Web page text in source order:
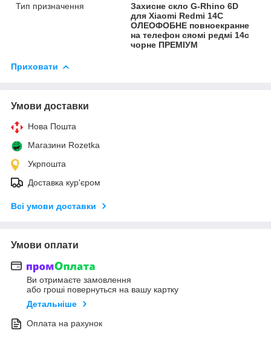
Тип призначення
Захисне скло G-Rhino 6D
для Xiaomi Redmi 14C
ОЛЕОФОБНЕ повноекранне
на телефон сяомі редмі 14с
чорне ПРЕМІУМ
Приховати
Умови доставки
Нова Пошта
Магазини Rozetka
Укрпошта
Доставка кур'єром
Всі умови доставки
Умови оплати
Ви отримаєте замовлення
або гроші повернуться на вашу картку
Детальніше
Оплата на рахунок